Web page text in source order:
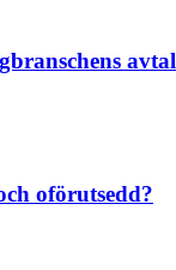
avtal
oförutsedd?